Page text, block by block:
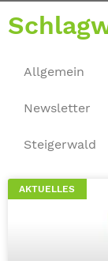
Allgemein
Newsletter
Steigerwald
AKTUELLES